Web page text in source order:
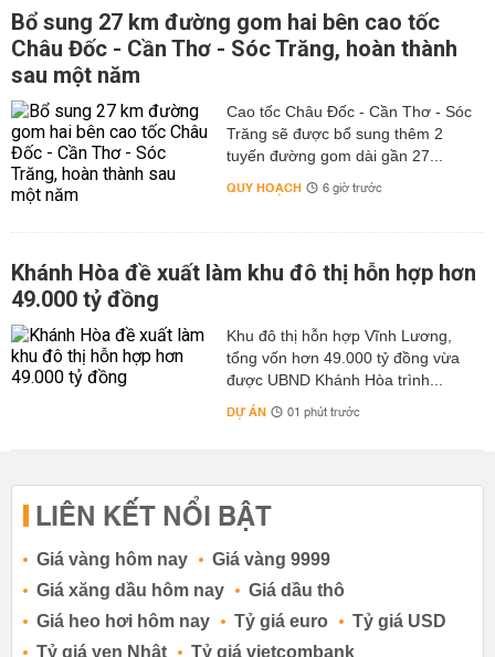
Bổ sung 27 km đường gom hai bên cao tốc
Châu Đốc - Cần Thơ - Sóc Trăng, hoàn thành
sau một năm
Cao tốc Châu Đốc - Cần Thơ - Sóc
Trăng sẽ được bổ sung thêm 2
tuyến đường gom dài gần 27...
QUY HOẠCH 6 giờ trước
Khánh Hòa đề xuất làm khu đô thị hỗn hợp hơn
49.000 tỷ đồng
Khu đô thị hỗn hợp Vĩnh Lương,
tổng vốn hơn 49.000 tỷ đồng vừa
được UBND Khánh Hòa trình...
DỰ ÁN 01 phút trước
LIÊN KẾT NỔI BẬT
Giá vàng hôm nay
Giá vàng 9999
Giá xăng dầu hôm nay
Giá dầu thô
Giá heo hơi hôm nay
Tỷ giá euro
Tỷ giá USD
Tỷ giá yen Nhật
Tỷ giá vietcombank